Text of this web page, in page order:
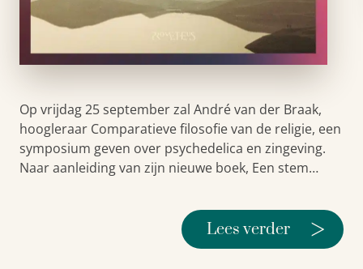
Op vrijdag 25 september zal André van der Braak,
hoogleraar Comparatieve filosofie van de religie, een
symposium geven over psychedelica en zingeving.
Naar aanleiding van zijn nieuwe boek, Een stem…
Lees verder >